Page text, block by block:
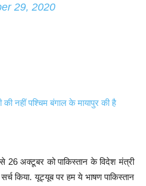
29, 2020
नहीं पश्चिम बंगाल के मायापुर की है
26 अक्टूबर को पाकिस्तान के विदेश मंत्री
किया. यूट्यूब पर हम ये भाषण पाकिस्तान